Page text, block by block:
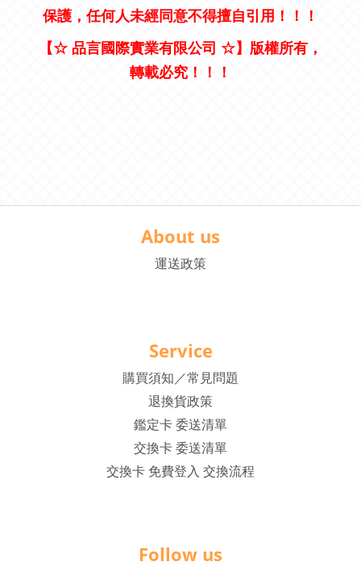
保護，任何人未經同意不得擅自引用 ！ ！
！
【☆ 品言國際實業有限公司 ☆】 版權所有，
轉載必究 ！ ！ ！
About us
運送政策
Service
購買須知／常見問題
退換貨政策
鑑定卡 委送清單
交換卡 委送清單
交換卡 免費登入 交換流程
Follow us